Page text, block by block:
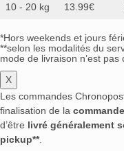
10 - 20 kg 13.99€
*Hors weekends et jours
**selon les modalités du
mode de livraison n’est
X
Les commandes
finalisation de la commande
d’être livré généralement
pickup**.